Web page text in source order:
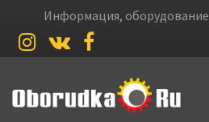
Информация,